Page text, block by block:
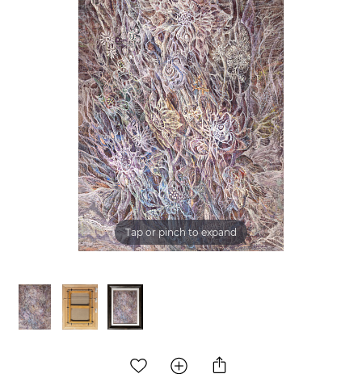
Tap or pinch to expand